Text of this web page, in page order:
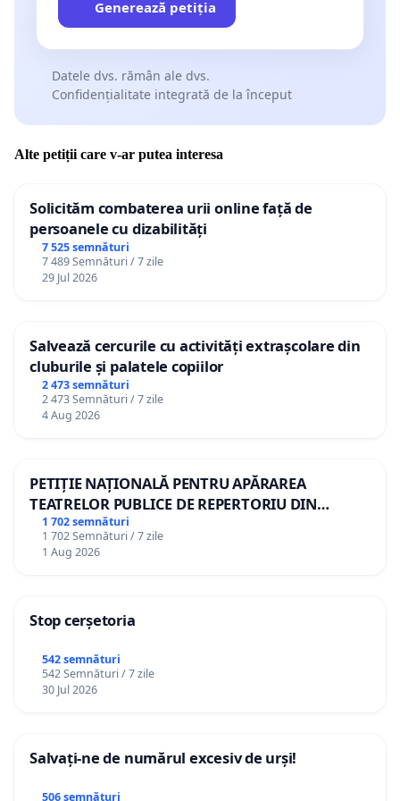
Generează petiția
Datele dvs. rămân ale dvs.
Confidențialitate integrată de la început
Alte petiții care v-ar putea interesa
Solicităm combaterea urii online față de
persoanele cu dizabilități
7 525 semnături
7 489 Semnături / 7 zile
29 Jul 2026
Salvează cercurile cu activități extrașcolare din
cluburile și palatele copiilor
2 473 semnături
2 473 Semnături / 7 zile
4 Aug 2026
PETIȚIE NAȚIONALĂ PENTRU APĂRAREA
TEATRELOR PUBLICE DE REPERTORIU DIN
ROMÂNIA
1 702 semnături
1 702 Semnături / 7 zile
1 Aug 2026
Stop cerșetoria
542 semnături
542 Semnături / 7 zile
30 Jul 2026
Salvați-ne de numărul excesiv de urși!
506 semnături